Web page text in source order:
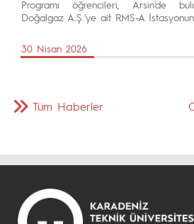
Programı öğrencileri, Arsin'de
Doğalgaz A.Ş.'ye ait RMS-A
30 Nisan 2026
Tüm Haberler